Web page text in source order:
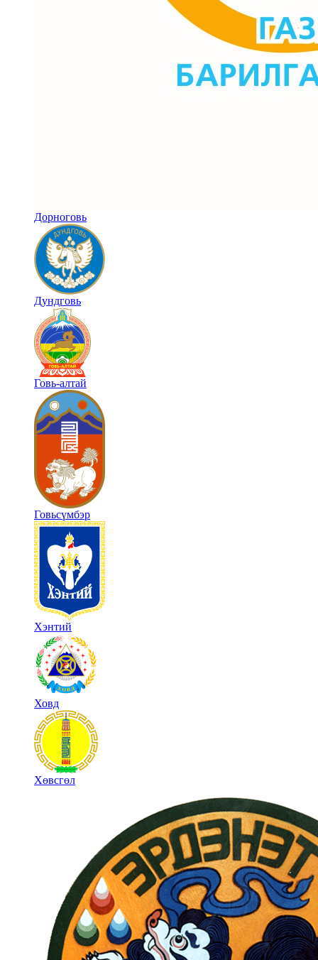
Дорноговь
Дундговь
Говь-алтай
Говьсүмбэр
Хэнтий
Ховд
Хөвсгөл